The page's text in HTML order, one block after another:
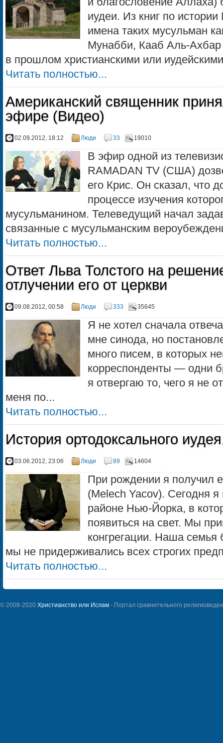
иудеи. Из книг по
имена таких мусульман
Мунабби, Кааб Аль-
в прошлом христианскими или
Читать полностью...
Американский священник
эфире (Видео)
02.09.2012, 18:12 Люди 33 19010
В эфир одной из
RAMADAN TV (США)
его Крис. Он сказал, что
процессе изучения
мусульманином. Телеведущий начал
связанные с мусульманским
Читать полностью...
Ответ Льва Толстого на
отлучении его от церкви
09.08.2012, 00:58 Люди 333 35645
Я не хотел сначала
мне синода, но
много писем, в которых
корреспонденты — одни
я отвергаю то, чего я не
меня по...
Читать полностью...
История ортодоксального
03.06.2012, 23:06 Люди 89 14604
При рождении я получил
(Melech Yacov). Сегодня
районе Нью-Йорка, в
появиться на свет. Мы
конгрегации. Наша семья
мы не придерживались всех строгих
Читать полностью...
© 2008-2020 Христианство или Ислам - Портал сравнительного